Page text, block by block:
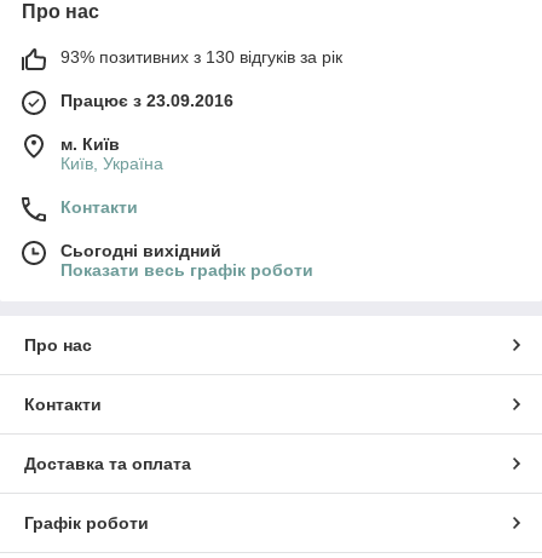
Про нас
93% позитивних з 130 відгуків за рік
Працює з 23.09.2016
м. Київ
Київ, Україна
Контакти
Сьогодні вихідний
Показати весь графік роботи
Про нас
Контакти
Доставка та оплата
Графік роботи